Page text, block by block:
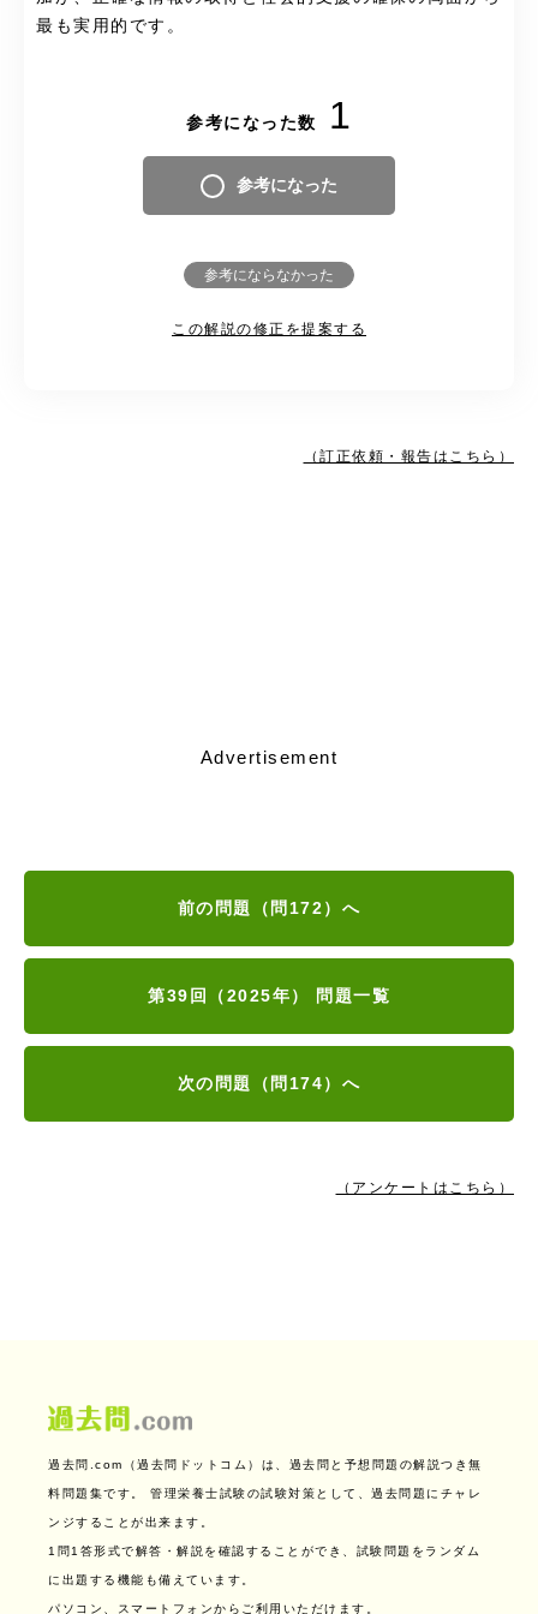
最も実用的です。
参考になった数 1
参考になった
参考にならなかった
この解説の修正を提案する
（訂正依頼・報告はこちら）
Advertisement
前の問題（問172）へ
第39回（2025年） 問題一覧
次の問題（問174）へ
（アンケートはこちら）
過去問.com（過去問ドットコム）は、過去問と予想問題の解説つき無
料問題集です。 管理栄養士試験の試験対策として、過去問題にチャレ
ンジすることが出来ます。
1問1答形式で解答・解説を確認することができ、試験問題をランダム
に出題する機能も備えています。
パソコン、スマートフォンからご利用いただけます。